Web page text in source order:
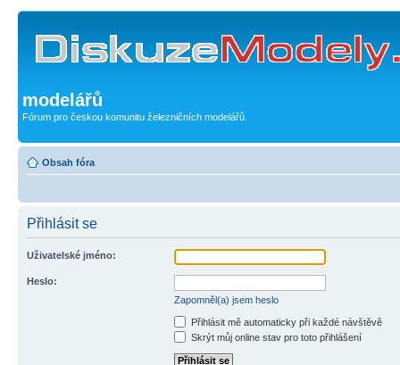
modelářů
Fórum pro českou komunitu železničních modelářů.
Obsah fóra
Přihlásit se
Uživatelské jméno:
Heslo:
Zapomněl(a) jsem heslo
Přihlásit mě automaticky při každé návštěvě
Skrýt můj online stav pro toto přihlášení